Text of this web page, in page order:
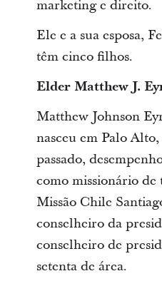
marketing e direito.
Ele e a sua esposa,
têm cinco filhos.
Elder Matthew J.
Matthew Johnson
nasceu em Palo
passado,
como missionário
Missão Chile
conselheiro da
conselheiro de
setenta de área.